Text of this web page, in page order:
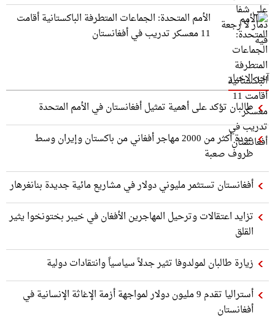
الأمم المتحدة: الجماعات المتطرفة الباكستانية أقامت
11 معسكر تدريب في أفغانستان
آخر الاخبار
طالبان تؤكد على أهمية تمثيل أفغانستان في الأمم المتحدة
عودة أكثر من 2000 مهاجر أفغاني من باكستان وإيران وسط
ظروف صعبة
أفغانستان تستثمر مليوني دولار في مشاريع مائية جديدة بنانغرهار
تزايد اعتقالات وترحيل المهاجرين الأفغان في خيبر بختونخوا يثير
القلق
زيارة طالبان لمولدوفا تثير جدلاً سياسياً وانتقادات دولية
أستراليا تقدم 9 مليون دولار لمواجهة أزمة الإغاثة الإنسانية في
أفغانستان